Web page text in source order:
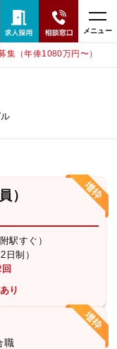
メニュー
1080万円〜）
）
駅すぐ）
日制）
り
職